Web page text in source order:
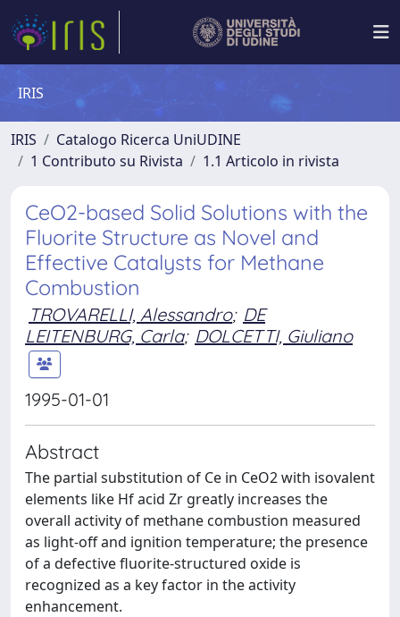
IRIS
IRIS
Catalogo Ricerca UniUDINE
1 Contributo su Rivista
1.1 Articolo in rivista
CeO2-based Solid Solutions with the
Fluorite Structure as Novel and
Effective Catalysts for Methane
Combustion
TROVARELLI, Alessandro; DE
LEITENBURG, Carla; DOLCETTI, Giuliano
1995-01-01
Abstract
The partial substitution of Ce in CeO2 with isovalent
elements like Hf acid Zr greatly increases the
overall activity of methane combustion measured
as light-off and ignition temperature; the presence
of a defective fluorite-structured oxide is
recognized as a key factor in the activity
enhancement.